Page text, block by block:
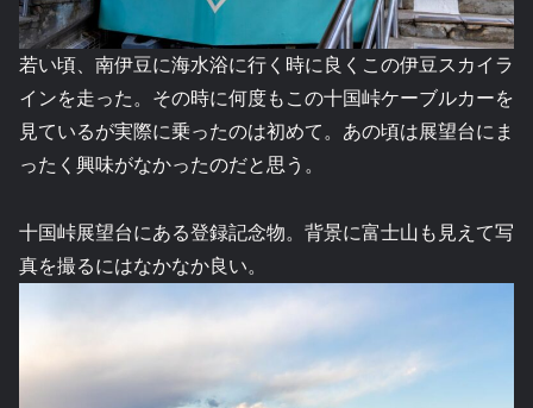
若い頃、南伊豆に海水浴に行く時に良くこの伊豆スカイラ
インを走った。その時に何度もこの十国峠ケーブルカーを
見ているが実際に乗ったのは初めて。あの頃は展望台にま
ったく興味がなかったのだと思う。
十国峠展望台にある登録記念物。背景に富士山も見えて写
真を撮るにはなかなか良い。